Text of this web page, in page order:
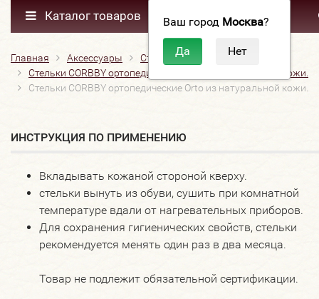
Ваш город Москва?
Каталог товаров
Главная Аксессуары Стельки
Анатомические
Стельки CORBBY ортопедические Orto из натуральной кожи.
Стельки CORBBY ортопедические Orto из натуральной кожи.
ИНСТРУКЦИЯ ПО ПРИМЕНЕНИЮ
Вкладывать кожаной стороной кверху.
стельки вынуть из обуви, сушить при комнатной
температуре вдали от нагревательных приборов.
Для сохранения гигиенических свойств, стельки
рекомендуется менять один раз в два месяца.
Товар не подлежит обязательной сертификации.